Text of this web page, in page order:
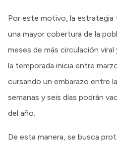
Por este motivo, la estrategia
una mayor cobertura de la
meses de más circulación
la temporada inicia entre
cursando un embarazo entre
semanas y seis días podrán
del año.
De esta manera, se busca